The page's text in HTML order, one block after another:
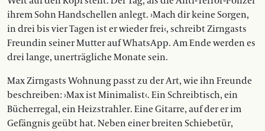
ihrem Sohn Handschellen anlegt. ›Mach dir keine Sorgen,
in drei bis vier Tagen ist er wieder frei‹, schreibt Zirngasts
Freundin seiner Mutter auf WhatsApp. Am Ende werden es
drei lange, unerträgliche Monate sein.
Max Zirngasts Wohnung passt zu der Art, wie ihn Freunde
beschreiben: ›Max ist Minimalist‹. Ein Schreibtisch, ein
Bücherregal, ein Heizstrahler. Eine Gitarre, auf der er im
Gefängnis geübt hat. Neben einer breiten Schiebetür,